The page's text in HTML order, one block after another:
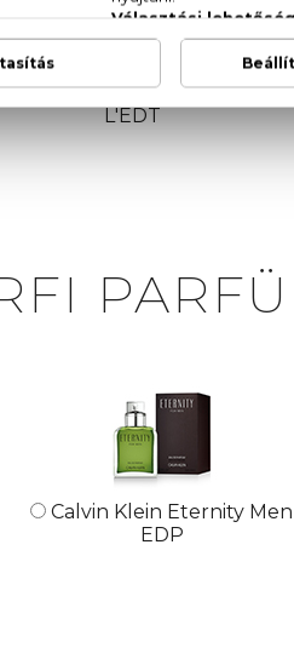
La Vie Est Belle En
L'EDT
Calvin Klein Eternity Men
EDP